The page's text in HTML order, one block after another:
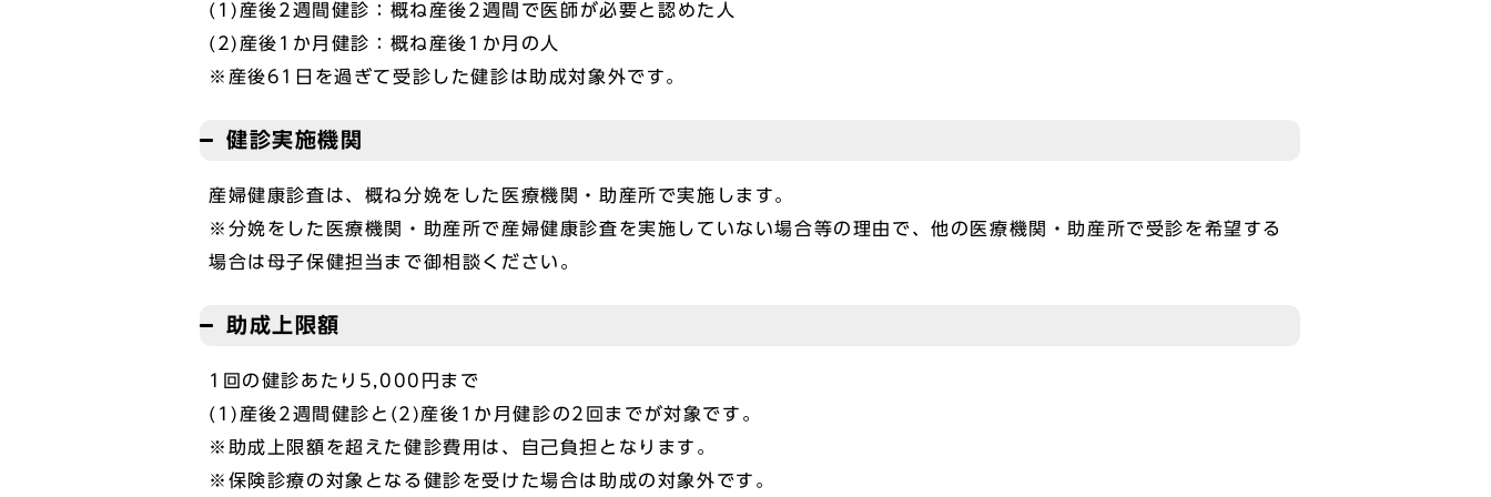
(1)産後2週間健診：概ね産後2週間で医師が必要と認めた人
(2)産後1か月健診：概ね産後1か月の人
※産後61日を過ぎて受診した健診は助成対象外です。
健診実施機関
産婦健康診査は、概ね分娩をした医療機関・助産所で実施します。
※分娩をした医療機関・助産所で産婦健康診査を実施していない場合等の理由で、他の医療機関・助産所で受診を希望する
場合は母子保健担当まで御相談ください。
助成上限額
1回の健診あたり5,000円まで
(1)産後2週間健診と(2)産後1か月健診の2回までが対象です。
※助成上限額を超えた健診費用は、自己負担となります。
※保険診療の対象となる健診を受けた場合は助成の対象外です。